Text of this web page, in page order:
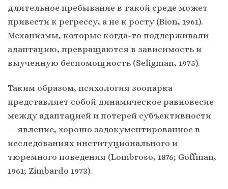
длительное пребывание в такой среде может
привести к регрессу, а не к росту (Bion, 1961).
Механизмы, которые когда-то поддерживали
адаптацию, превращаются в зависимость и
выученную беспомощность (Seligman, 1975).
Таким образом, психология зоопарка
представляет собой динамическое равновесие
между адаптацией и потерей субъективности
— явление, хорошо задокументированное в
исследованиях институционального и
тюремного поведения (Lombroso, 1876; Goffman,
1961; Zimbardo 1973).